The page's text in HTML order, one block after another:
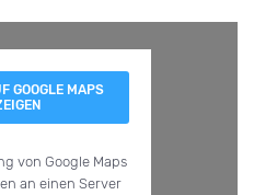
GOOGLE MAPS
von Google Maps
an einen Server